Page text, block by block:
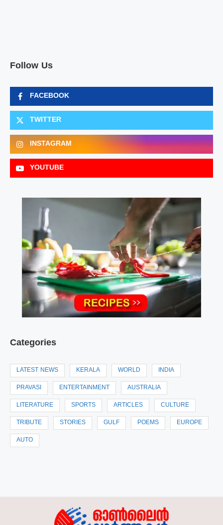
Follow Us
FACEBOOK
TWITTER
INSTAGRAM
YOUTUBE
Categories
LATEST NEWS KERALA WORLD INDIA
PRAVASI ENTERTAINMENT AUSTRALIA
LITERATURE SPORTS ARTICLES CULTURE
TRIBUTE STORIES GULF POEMS EUROPE
AUTO